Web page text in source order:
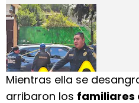
Mientras ella se
arribaron los familiares